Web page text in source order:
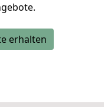
erhalten